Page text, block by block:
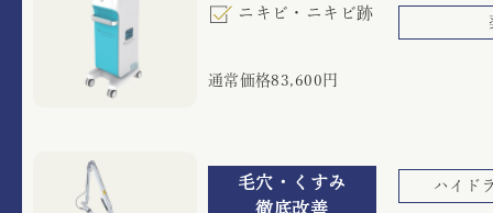
ニキビ・ニキビ跡
通常価格83,600円
毛穴・くすみ
徹底改善
ハイド